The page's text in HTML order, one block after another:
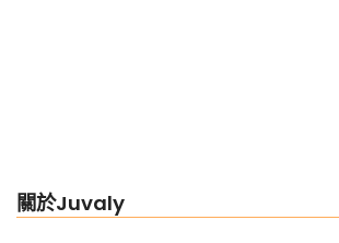
關於Juvaly